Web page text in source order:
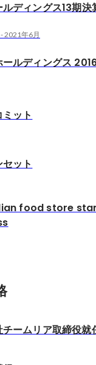
ルディングス13期決
-2021年6月
ールディングス
ット
ット
food store
ームリア取締役就